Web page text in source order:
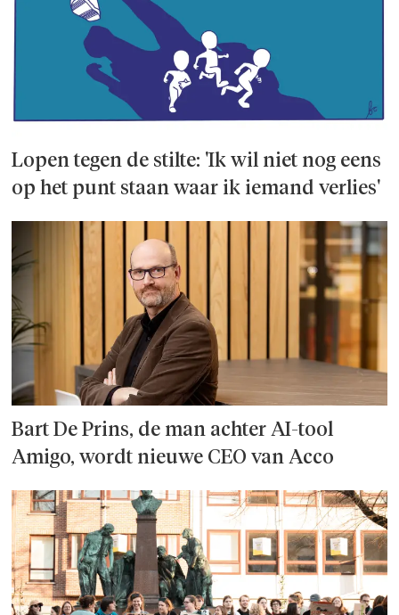
Lopen tegen de stilte: 'Ik wil niet nog eens
op het punt staan waar ik iemand verlies'
Bart De Prins, de man achter AI-tool
Amigo, wordt nieuwe CEO van Acco